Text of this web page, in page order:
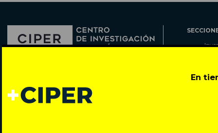
En
Todos los derechos reservados © 2007-2026